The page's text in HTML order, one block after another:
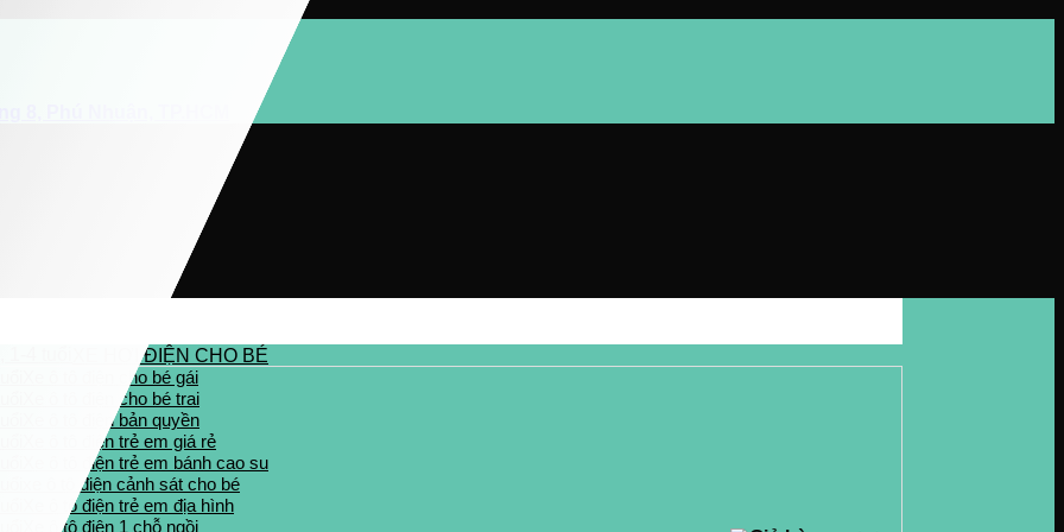
8, Phú Nhuận, TP.HCM
XE HƠI ĐIỆN CHO BÉ
Xe ô tô điện cho bé gái
Xe ô tô điện cho bé trai
Xe ô tô điện bản quyền
Xe ô tô điện trẻ em giá rẻ
Xe ô tô điện trẻ em bánh cao su
xe ô tô điện cảnh sát cho bé
Xe ô tô điện trẻ em địa hình
Xe ô tô điện 1 chỗ ngồi